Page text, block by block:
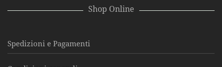
Shop Online
Spedizioni e Pagamenti